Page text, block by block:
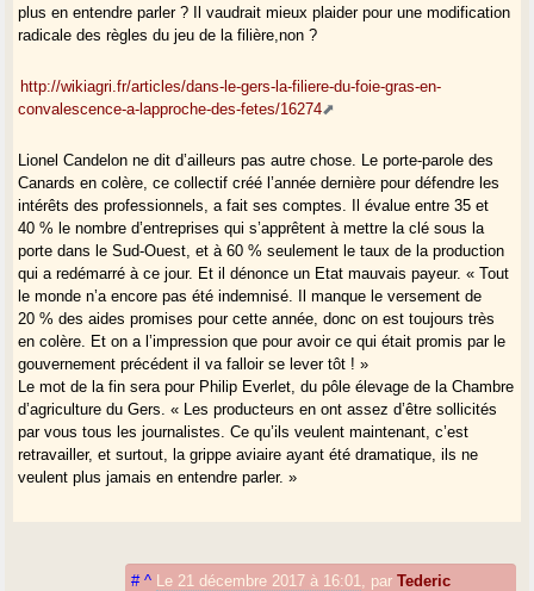
plus en entendre parler ? Il vaudrait mieux plaider pour une modification
radicale des règles du jeu de la filière,non ?
http://wikiagri.fr/articles/dans-le-gers-la-filiere-du-foie-gras-en-
convalescence-a-lapproche-des-fetes/16274
Lionel Candelon ne dit d’ailleurs pas autre chose. Le porte-parole des
Canards en colère, ce collectif créé l’année dernière pour défendre les
intérêts des professionnels, a fait ses comptes. Il évalue entre 35 et
40 % le nombre d’entreprises qui s’apprêtent à mettre la clé sous la
porte dans le Sud-Ouest, et à 60 % seulement le taux de la production
qui a redémarré à ce jour. Et il dénonce un Etat mauvais payeur. « Tout
le monde n’a encore pas été indemnisé. Il manque le versement de
20 % des aides promises pour cette année, donc on est toujours très
en colère. Et on a l’impression que pour avoir ce qui était promis par le
gouvernement précédent il va falloir se lever tôt ! »
Le mot de la fin sera pour Philip Everlet, du pôle élevage de la Chambre
d’agriculture du Gers. « Les producteurs en ont assez d’être sollicités
par vous tous les journalistes. Ce qu’ils veulent maintenant, c’est
retravailler, et surtout, la grippe aviaire ayant été dramatique, ils ne
veulent plus jamais en entendre parler. »
# ^ Le 21 décembre 2017 à 16:01 parTederic